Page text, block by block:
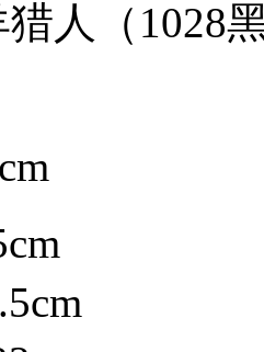
人（1028